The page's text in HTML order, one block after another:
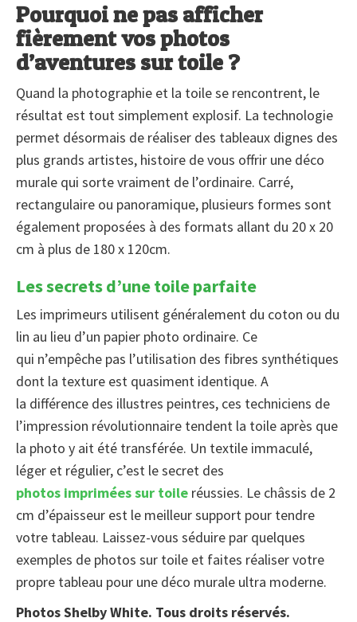
Pourquoi ne pas afficher
fièrement vos photos
d’aventures sur toile ?
Quand la photographie et la toile se rencontrent, le
résultat est tout simplement explosif. La technologie
permet désormais de réaliser des tableaux dignes des
plus grands artistes, histoire de vous offrir une déco
murale qui sorte vraiment de l’ordinaire. Carré,
rectangulaire ou panoramique, plusieurs formes sont
également proposées à des formats allant du 20 x 20
cm à plus de 180 x 120cm.
Les secrets d’une toile parfaite
Les imprimeurs utilisent généralement du coton ou du
lin au lieu d’un papier photo ordinaire. Ce
qui n’empêche pas l’utilisation des fibres synthétiques
dont la texture est quasiment identique. A
la différence des illustres peintres, ces techniciens de
l’impression révolutionnaire tendent la toile après que
la photo y ait été transférée. Un textile immaculé,
léger et régulier, c’est le secret des
photos imprimées sur toile réussies. Le châssis de 2
cm d’épaisseur est le meilleur support pour tendre
votre tableau. Laissez-vous séduire par quelques
exemples de photos sur toile et faites réaliser votre
propre tableau pour une déco murale ultra moderne.
Photos Shelby White. Tous droits réservés.